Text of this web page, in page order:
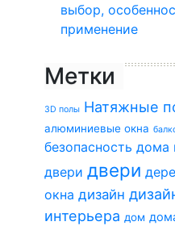
выбор,
применение
Метки
3D полы Натяжные
алюминиевые окна
безопасность дома
двери двери
окна дизайн
интерьера дом